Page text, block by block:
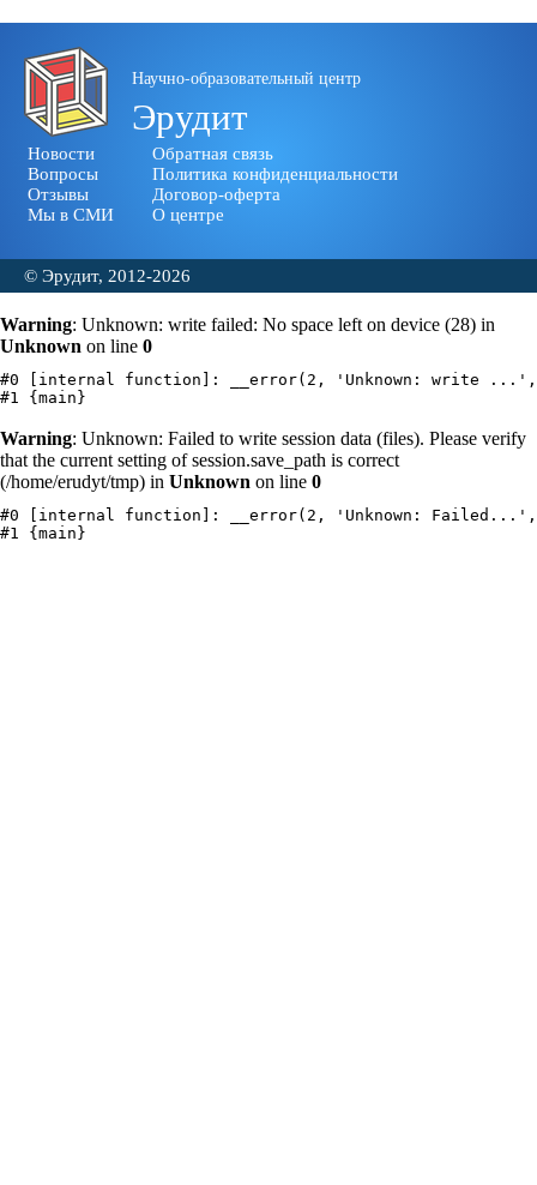
Научно-образовательный центр
Эрудит
Новости
Вопросы
Отзывы
Мы в СМИ
Обратная связь
Политика конфиденциальности
Договор-оферта
О центре
© Эрудит, 2012-2026
Warning: Unknown: write failed: No space left on device (28) in
Unknown on line 0
#0 [internal function]: __error(2, 'Unknown: write ...',
Warning: Unknown: Failed to write session data (files). Please verify
that the current setting of session.save_path is correct
(/home/erudyt/tmp) in Unknown on line 0
#0 [internal function]: __error(2, 'Unknown: Failed...',